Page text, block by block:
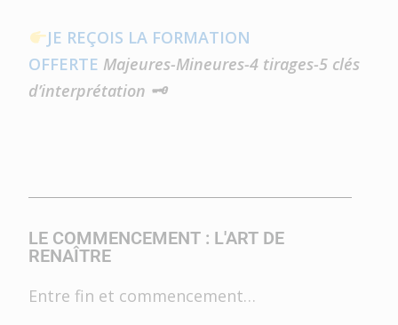
JE REÇOIS LA FORMATION
OFFERTE Majeures-Mineures-4 tirages-5 clés
d’interprétation 🗝
LE COMMENCEMENT : L'ART DE
RENAÎTRE
Entre fin et commencement…